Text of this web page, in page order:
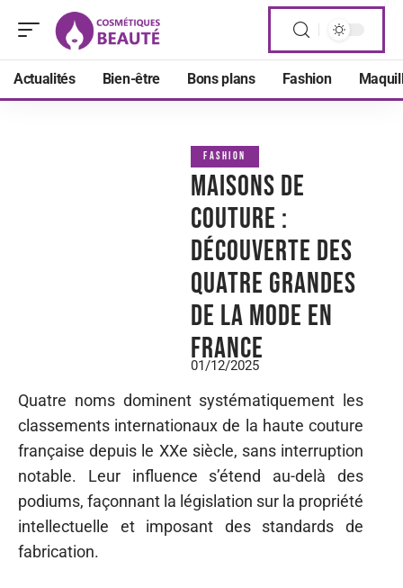
Actualités Bien-être Bons plans Fashion
FASHION
Maisons de
couture :
découverte des
quatre grandes
de la mode en
France
01/12/2025
Quatre noms dominent systématiquement les
classements internationaux de la haute couture
française depuis le XXe siècle, sans interruption
notable. Leur influence s’étend au-delà des
podiums, façonnant la législation sur la propriété
intellectuelle et imposant des standards de
fabrication.